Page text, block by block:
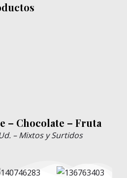
– Chocolate – Fruta
–Mixtos y Surtidos